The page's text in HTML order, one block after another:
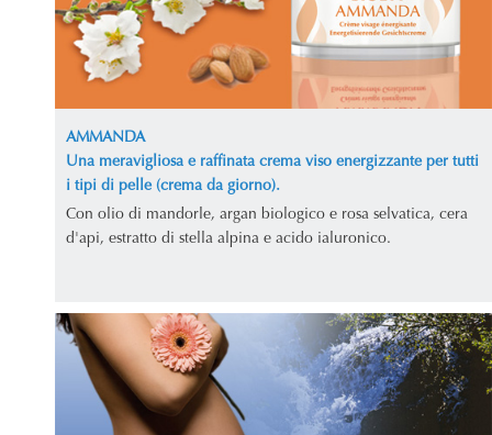
AMMANDA
Una meravigliosa e raffinata crema viso energizzante per tutti
i tipi di pelle (crema da giorno).
Con olio di mandorle, argan biologico e rosa selvatica, cera
d'api, estratto di stella alpina e acido ialuronico.